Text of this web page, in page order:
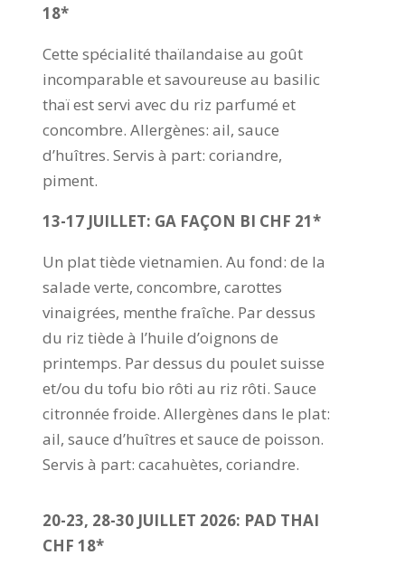
18*
Cette spécialité thaïlandaise au goût
incomparable et savoureuse au basilic
thaï est servi avec du riz parfumé et
concombre. Allergènes: ail, sauce
d’huîtres. Servis à part: coriandre,
piment.
13-17 JUILLET: GA FAÇON BI CHF 21*
Un plat tiède vietnamien. Au fond: de la
salade verte, concombre, carottes
vinaigrées, menthe fraîche. Par dessus
du riz tiède à l’huile d’oignons de
printemps. Par dessus du poulet suisse
et/ou du tofu bio rôti au riz rôti. Sauce
citronnée froide. Allergènes dans le plat:
ail, sauce d’huîtres et sauce de poisson.
Servis à part: cacahuètes, coriandre.
20-23, 28-30 JUILLET 2026: PAD THAI
CHF 18*